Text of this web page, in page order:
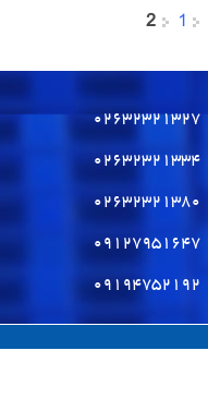
1
2
02632321327
02632321334
02632321380
09127951647
09194752192